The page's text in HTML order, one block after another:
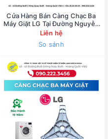
Cửa Hàng Bán Càng Chạc Ba
Máy Giặt LG Tại Đường Nguyễn
Văn Cừ - 0902223456
Liên hệ
So sánh